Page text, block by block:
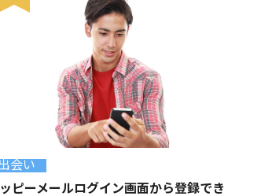
会い
ピーメールログイン画面から登録でき